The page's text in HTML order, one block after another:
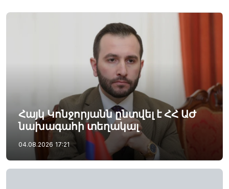
Հայկ Կոնջորյանն ընտվել է ՀՀ ԱԺ
նախագահի տեղակալ
04.08.2026 17:21